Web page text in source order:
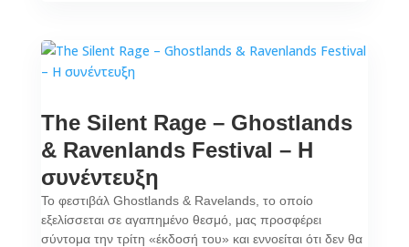
The Silent Rage – Ghostlands
& Ravenlands Festival – Η
συνέντευξη
Το φεστιβάλ Ghostlands & Ravelands, το οποίο
εξελίσσεται σε αγαπημένο θεσμό, μας προσφέρει
σύντομα την τρίτη «έκδοσή του» και εννοείται ότι δεν θα